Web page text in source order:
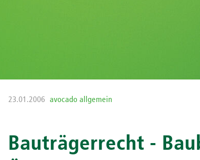
23.01.2006 avocado allgemein
Bauträgerrecht -